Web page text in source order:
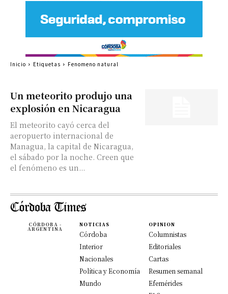
Un meteorito produjo una
explosión en Nicaragua
El meteorito cayó cerca del
aeropuerto internacional de
Managua, la capital de Nicaragua,
el sábado por la noche. Creen que
el fenómeno es un...
Inicio Etiquetas Fenomeno natural
CÓRDOBA -
ARGENTINA
NOTICIAS
Córdoba
Interior
Nacionales
Política y Economía
Mundo
OPINION
Columnistas
Editoriales
Cartas
Resumen semanal
Efemérides